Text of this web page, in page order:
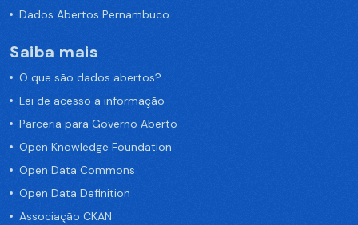
Dados Abertos Pernambuco
Saiba mais
O que são dados abertos?
Lei de acesso a informação
Parceria para Governo Aberto
Open Knowledge Foundation
Open Data Commons
Open Data Definition
Associação CKAN